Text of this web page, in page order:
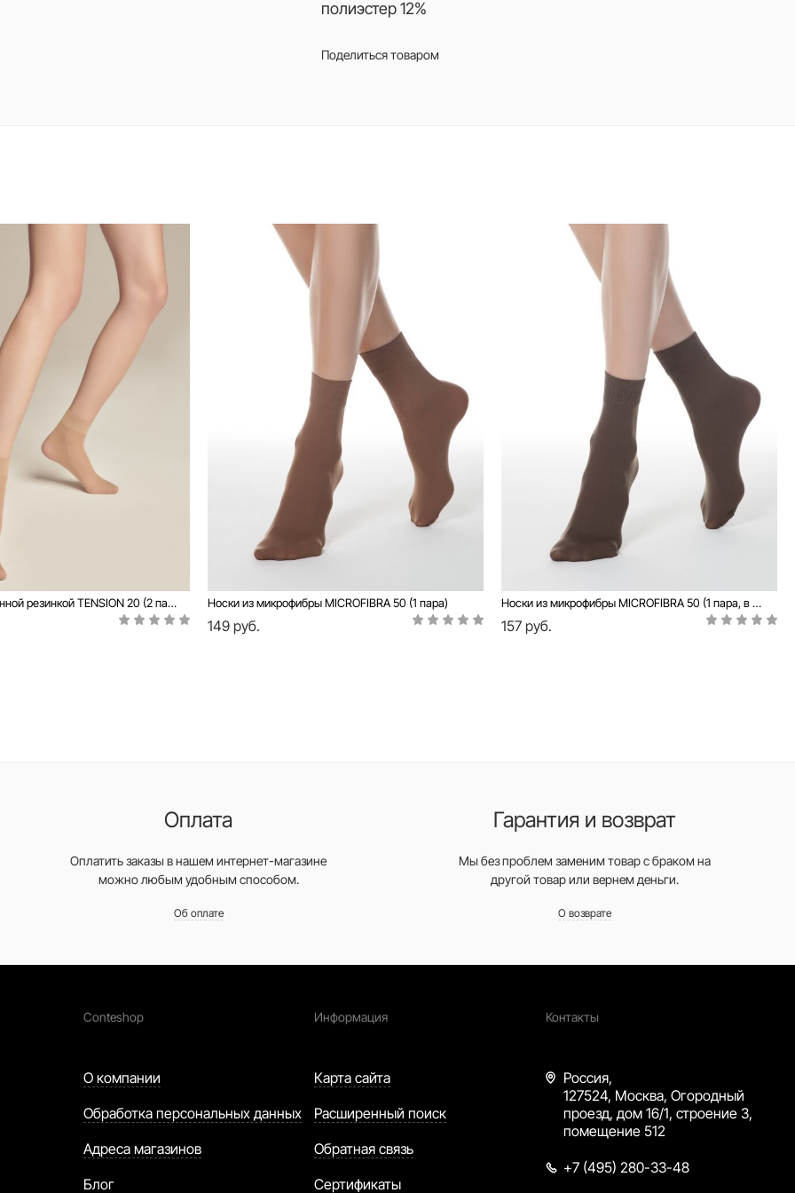
полиэстер 12%
Поделиться товаром
Носки с уплотненной резинкой TENSION 20 (2 пары) Носки из микрофибры MICROFIBRA 50 (1 пара)
149 руб.
Носки из микрофибры MICROFIBRA 50 (1 пара, в конверте)
157 руб.
Оплата
Оплатить заказы в нашем интернет-магазине
можно любым удобным способом.
Об оплате
Гарантия и возврат
Мы без проблем заменим товар с браком на
другой товар или вернем деньги.
О возврате
Conteshop
О компании
Обработка персональных данных
Адреса магазинов
Блог
Информация
Карта сайта
Расширенный поиск
Обратная связь
Сертификаты
Контакты
Россия,
127524, Москва, Огородный
проезд, дом 16/1, строение 3,
помещение 512
+7 (495) 280-33-48